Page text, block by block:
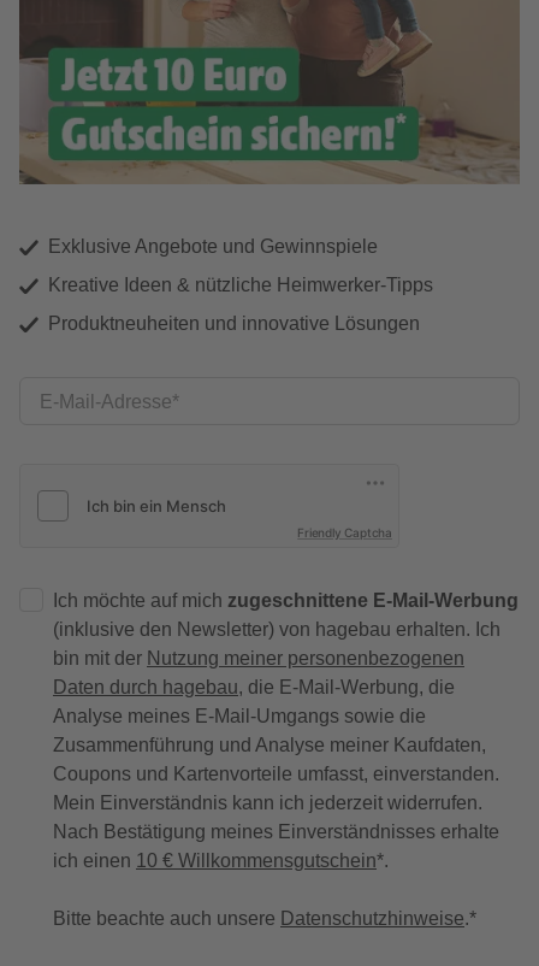
Exklusive Angebote und Gewinnspiele
Kreative Ideen & nützliche Heimwerker-Tipps
Produktneuheiten und innovative Lösungen
E-Mail-Adresse
Friendly Captcha
Ich möchte auf mich zugeschnittene E-Mail-Werbung
(inklusive den Newsletter) von hagebau erhalten. Ich
bin mit der Nutzung meiner personenbezogenen
Daten durch hagebau, die E-Mail-Werbung, die
Analyse meines E-Mail-Umgangs sowie die
Zusammenführung und Analyse meiner Kaufdaten,
Coupons und Kartenvorteile umfasst, einverstanden.
Mein Einverständnis kann ich jederzeit widerrufen.
Nach Bestätigung meines Einverständnisses erhalte
ich einen 10 € Willkommensgutschein*.
Bitte beachte auch unsere Datenschutzhinweise.